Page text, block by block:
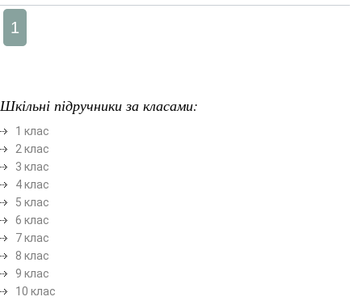
1
Шкільні підручники за класами:
1 клас
2 клас
3 клас
4 клас
5 клас
6 клас
7 клас
8 клас
9 клас
10 клас